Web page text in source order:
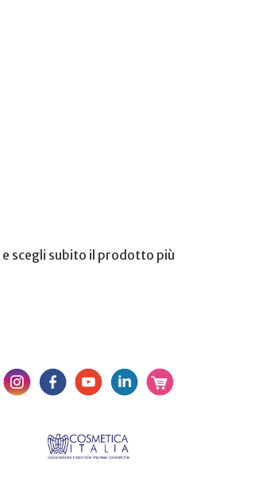
e scegli subito il prodotto più